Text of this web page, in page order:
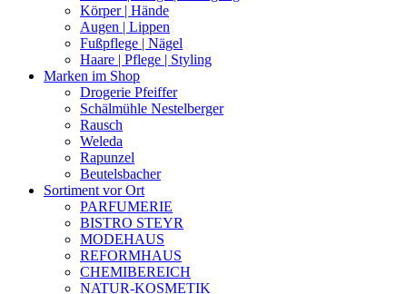
Körper | Hände
Augen | Lippen
Fußpflege | Nägel
Haare | Pflege | Styling
Marken im Shop
Drogerie Pfeiffer
Schälmühle Nestelberger
Rausch
Weleda
Rapunzel
Beutelsbacher
Sortiment vor Ort
PARFUMERIE
BISTRO STEYR
MODEHAUS
REFORMHAUS
CHEMIBEREICH
NATUR-KOSMETIK